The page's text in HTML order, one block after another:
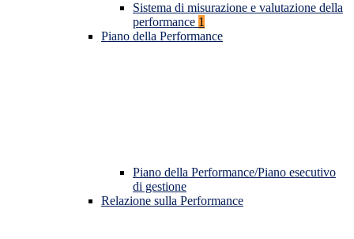
Sistema di misurazione e valutazione della
performance 1
Piano della Performance
Piano della Performance/Piano esecutivo
di gestione
Relazione sulla Performance